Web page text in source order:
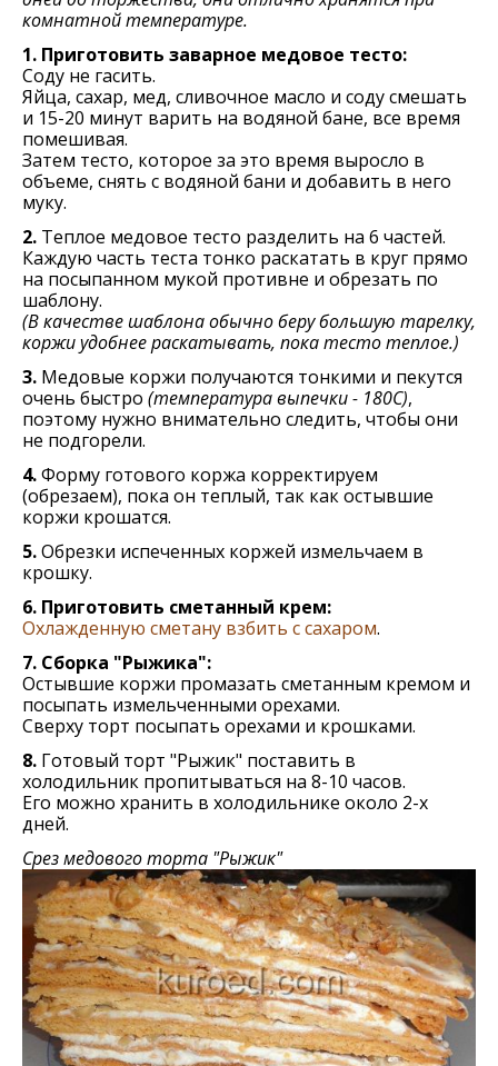
комнатной температуре.
1. Приготовить заварное медовое тесто:
Соду не гасить.
Яйца, сахар, мед, сливочное масло и соду смешать
и 15-20 минут варить на водяной бане, все время
помешивая.
Затем тесто, которое за это время выросло в
объеме, снять с водяной бани и добавить в него
муку.
2. Теплое медовое тесто разделить на 6 частей.
Каждую часть теста тонко раскатать в круг прямо
на посыпанном мукой противне и обрезать по
шаблону.
(В качестве шаблона обычно беру большую тарелку,
коржи удобнее раскатывать, пока тесто теплое.)
3. Медовые коржи получаются тонкими и пекутся
очень быстро (температура выпечки - 180С),
поэтому нужно внимательно следить, чтобы они
не подгорели.
4.Форму готового коржа корректируем
(обрезаем), пока он теплый, так как остывшие
коржи крошатся.
5.Обрезки испеченных коржей измельчаем в
крошку.
6. Приготовить сметанный крем:
Охлажденную сметану взбить с сахаром.
7. Сборка "Рыжика":
Остывшие коржи промазать сметанным кремом и
посыпать измельченными орехами.
Сверху торт посыпать орехами и крошками.
8. Готовый торт "Рыжик" поставить в
холодильник пропитываться на 8-10 часов.
Его можно хранить в холодильнике около 2-х
дней.
Срез медового торта "Рыжик"